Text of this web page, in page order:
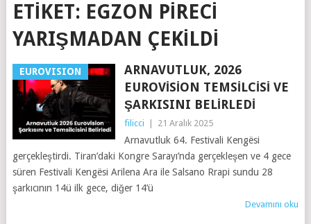
ETIKET: EGZON PIRECI
YARIŞMADAN ÇEKILDI
EUROVISION
ARNAVUTLUK, 2026
EUROVISION TEMSILCISI VE
ŞARKISINI BELIRLEDI
filicci 21 Aralık 2025
Arnavutluk 64. Festivali Kengësi
gerçekleştirdi. Tiran’daki Kongre Sarayı’nda gerçekleşen ve 4 gece
süren Festivali Kengësi Arilena Ara ile Salsano Rrapi sundu 28
şarkıcının 14ü ilk gece, diğer 14’ü
Devamını oku